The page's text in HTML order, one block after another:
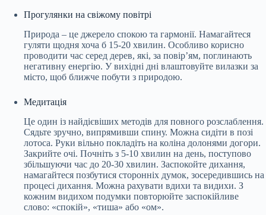
Прогулянки на свіжому повітрі
Природа – це джерело спокою та гармонії. Намагайтеся
гуляти щодня хоча б 15-20 хвилин. Особливо корисно
проводити час серед дерев, які, за повір’ям, поглинають
негативну енергію. У вихідні дні влаштовуйте вилазки за
місто, щоб ближче побути з природою.
Медитація
Це один із найдієвіших методів для повного розслаблення.
Сядьте зручно, випрямивши спину. Можна сидіти в позі
лотоса. Руки вільно покладіть на коліна долонями догори.
Закрийте очі. Почніть з 5-10 хвилин на день, поступово
збільшуючи час до 20-30 хвилин. Заспокойте дихання,
намагайтеся позбутися сторонніх думок, зосередившись на
процесі дихання. Можна рахувати вдихи та видихи. З
кожним видихом подумки повторюйте заспокійливе
слово: «спокій», «тиша» або «ом».